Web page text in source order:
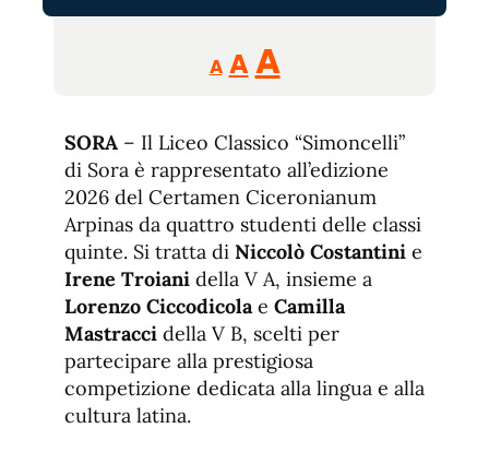
A
Reducir
tamaño
A Restablecer
tamaño
de
fuente
AAumentar
de
fuente.
SORA – Il Liceo Classico “Simoncelli”
di Sora è rappresentato all’edizione
2026 del Certamen Ciceronianum
Arpinas da quattro studenti delle classi
quinte. Si tratta di Niccolò Costantini e
Irene Troiani della V A, insieme a
Lorenzo Ciccodicola e Camilla
Mastracci della V B, scelti per
partecipare alla prestigiosa
competizione dedicata alla lingua e alla
cultura latina.